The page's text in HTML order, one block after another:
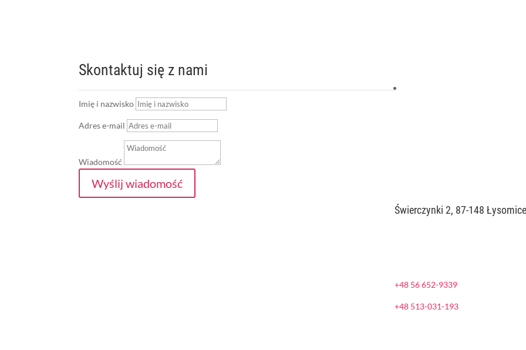
Skontaktuj się z nami
Imię i nazwisko
Adres e-mail
Wiadomość
Wyślij wiadomość
Świerczynki 2, 87-148 Łysomice
+48 56 652-9339
+48 513-031-193